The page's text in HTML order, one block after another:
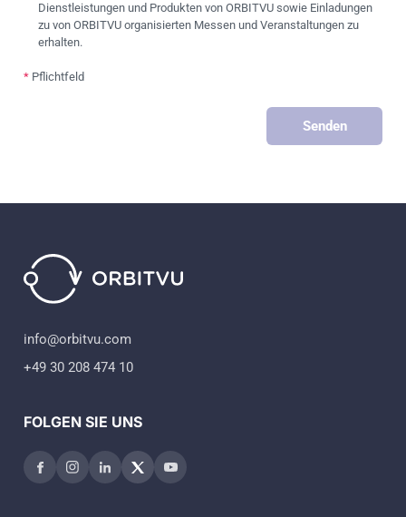
Dienstleistungen und Produkten von ORBITVU sowie Einladungen
zu von ORBITVU organisierten Messen und Veranstaltungen zu
erhalten.
* Pflichtfeld
Senden
info@orbitvu.com
+49 30 208 474 10
FOLGEN SIE UNS